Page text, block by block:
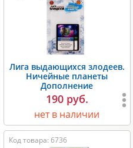
Лига выдающихся злодеев.
Ничейные планеты
Дополнение
190 руб.
нет в наличии
Код товара: 6736